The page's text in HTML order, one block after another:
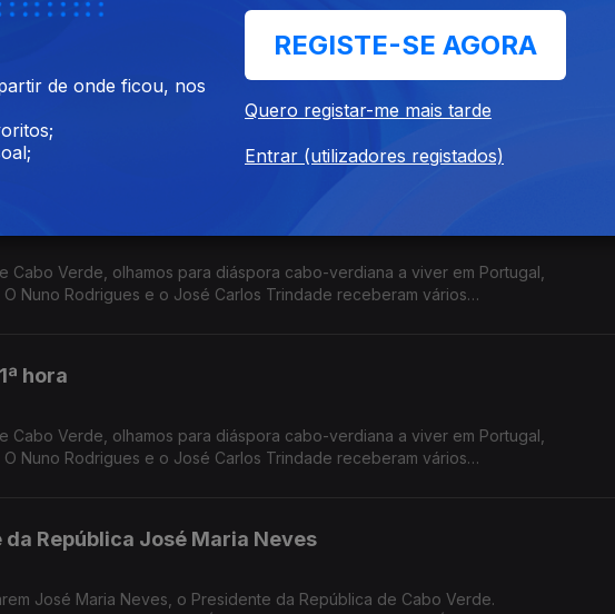
hora
Verde, olhamos para diáspora cabo-verdiana a viver em Portugal,
Nuno Rodrigues e o José Carlos Trindade receberam vários
hora
Verde, olhamos para diáspora cabo-verdiana a viver em Portugal,
Nuno Rodrigues e o José Carlos Trindade receberam vários
hora
Verde, olhamos para diáspora cabo-verdiana a viver em Portugal,
Nuno Rodrigues e o José Carlos Trindade receberam vários
República José Maria Neves
José Maria Neves, o Presidente da República de Cabo Verde.
de onde ficou, nos
REGISTE-SE AGORA
Quero registar-me mais tarde
Entrar (utilizadores registados)